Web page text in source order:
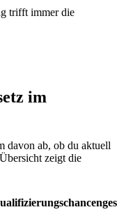
trifft immer die
im
davon ab, ob du aktuell
zeigt die